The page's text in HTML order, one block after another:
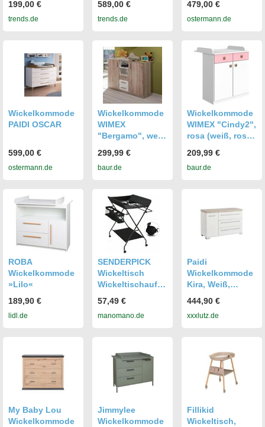
199,00 €
trends.de
589,00 €
trends.de
479,00 €
ostermann.de
Wickelkommode
PAIDI OSCAR
599,00 €
ostermann.de
Wickelkommode
WIMEX
"Bergamo", weiß
weiß), B:122cm
H:101cm T:75cm,
Wickelkommode
299,99 €
baur.de
Wickelkommode
WIMEX "Cindy2",
rosa (weiß, rosé),
T:75cm,
Holzwerkstoff,
umbaufähig zur
Kommode
209,99 €
baur.de
ROBA
Wickelkommode
»Lilo«
189,90 €
lidl.de
SENDERPICK
Wickeltisch
Wickeltischaufla
Wickelkommode
Baby
Klappbar
Schwarz Mit
57,49 €
manomano.de
Paidi
Wickelkommode
Kira, Weiß,
3 Schublade(n)
Schubladen,
M, Babymöbel,
Wickelkommode
n & Zubehör,
Wickelkommode
444,90 €
xxxlutz.de
My Baby Lou
Wickelkommode
Jimmylee
Wickelkommode
Fillikid
Wickeltisch,